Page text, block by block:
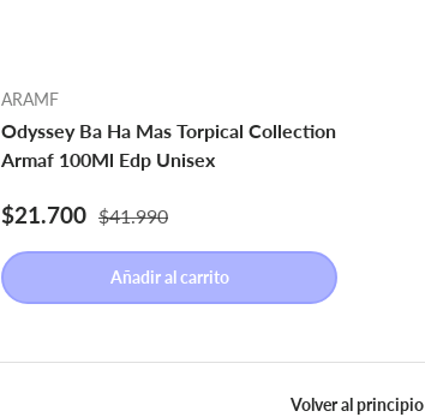
ARAMF
Odyssey Ba Ha Mas Torpical Collection
Armaf 100Ml Edp Unisex
Precio de venta
$21.700 Precio normal
$41.990
Añadir al carrito
Volver al principio